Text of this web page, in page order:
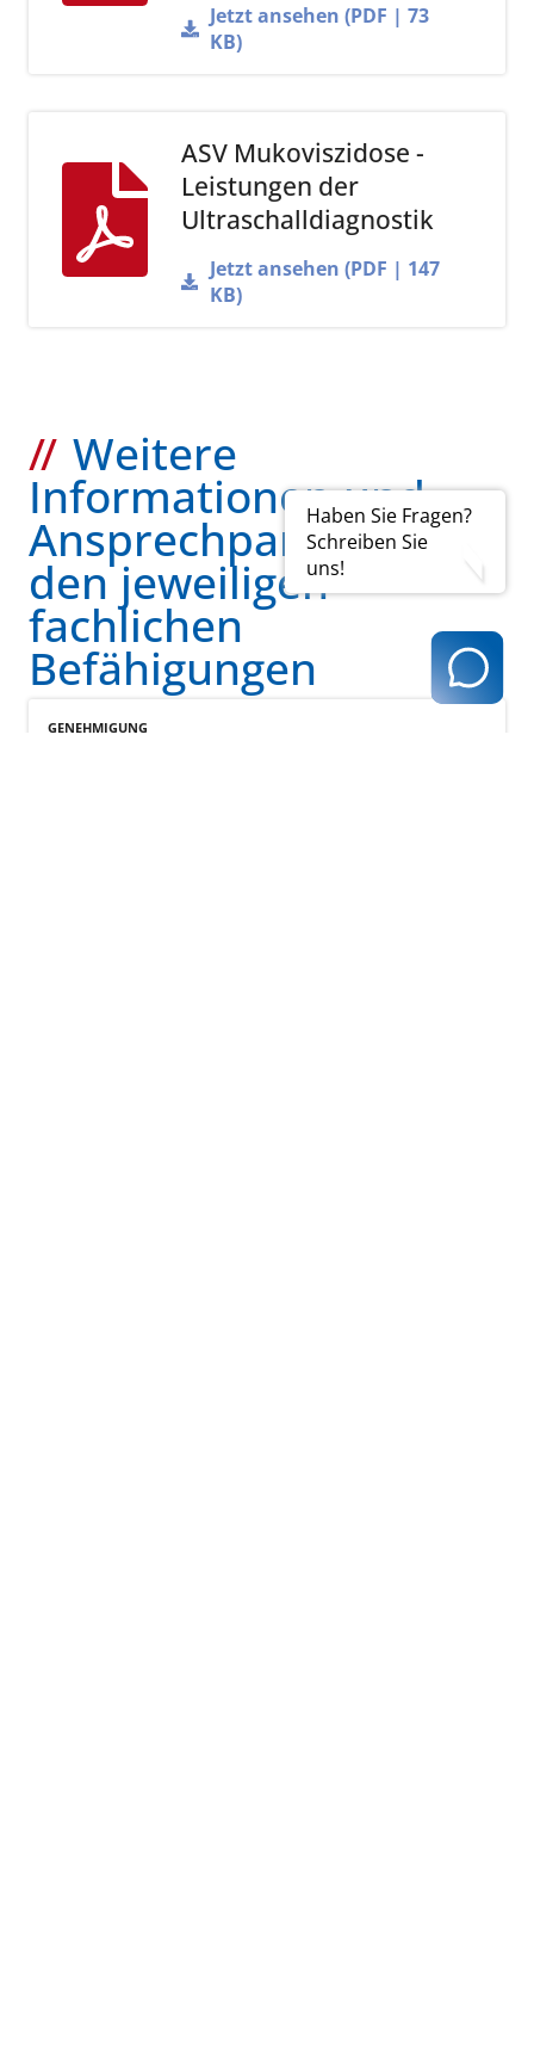
Haben Sie Fragen?
Schreiben Sie
uns!
Jetzt ansehen (PDF | 73
KB)
ASV Mukoviszidose -
Leistungen der
Ultraschalldiagnostik
Jetzt ansehen (PDF | 147
KB)
Weitere
Informationen und
Ansprechpartner zu
den jeweiligen
fachlichen
Befähigungen
GENEHMIGUNG